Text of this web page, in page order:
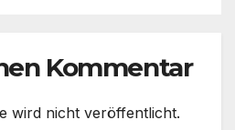
Kommentar
wird nicht veröffentlicht.